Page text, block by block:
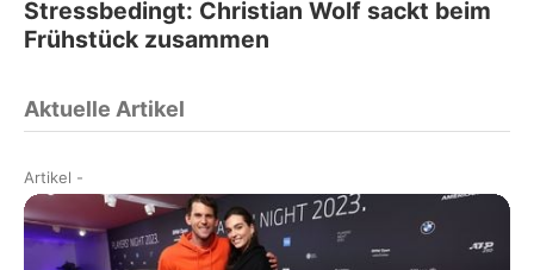
Stressbedingt: Christian Wolf sackt beim
Frühstück zusammen
Aktuelle Artikel
Artikel -